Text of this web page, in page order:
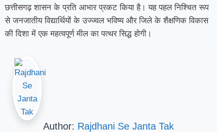
छत्तीसगढ़ शासन के प्रति आभार प्रकट किया है। यह पहल निश्चित रूप
से जनजातीय विद्यार्थियों के उज्ज्वल भविष्य और जिले के शैक्षणिक विकास
की दिशा में एक महत्वपूर्ण मील का पत्थर सिद्ध होगी।
Author: Rajdhani Se Janta Tak